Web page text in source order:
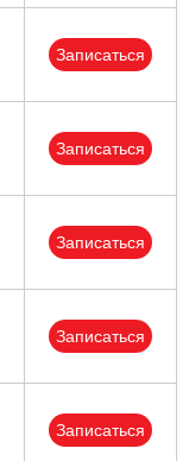
Записаться
Записаться
Записаться
Записаться
Записаться